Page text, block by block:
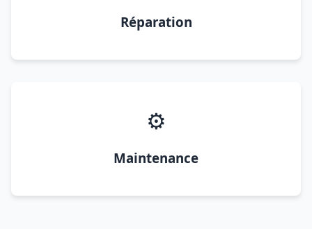
Réparation
⚙️
Maintenance